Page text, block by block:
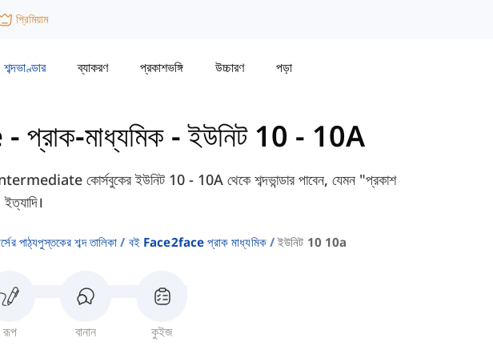
প্রিমিয়াম
শব্দভাণ্ডার ব্যাকরণ প্রকাশভঙ্গি উচ্চারণ পড়া
মাধ্যমিক -ইউনিট 10 - 10A
কোর্সবুকের ইউনিট 10 - 10A থেকে শব্দভান্ডার পাবেন, যেমন "প্রকাশ
পাঠ্যপুস্তকের শব্দ তালিকা বই Face2face প্রাক মাধ্যমিক ইউনিট 10 10a
রূপ বানান কুইজ